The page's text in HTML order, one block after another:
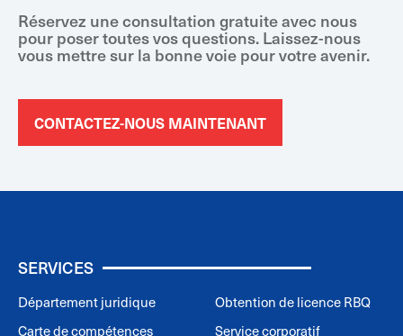
Réservez une consultation gratuite avec nous
pour poser toutes vos questions. Laissez-nous
vous mettre sur la bonne voie pour votre avenir.
CONTACTEZ-NOUS MAINTENANT
SERVICES
Département juridique
Carte de compétences
Obtention de licence RBQ
Service corporatif